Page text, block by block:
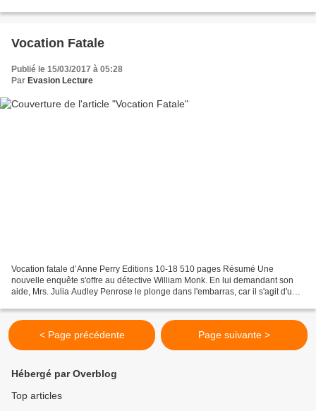
Vocation Fatale
Publié le 15/03/2017 à 05:28
Par Evasion Lecture
Vocation fatale d’Anne Perry Editions 10-18 510 pages Résumé Une
nouvelle enquête s'offre au détective William Monk. En lui demandant son
aide, Mrs. Julia Audley Penrose le plonge dans l'embarras, car il s'agit d'un
< Page précédente Page suivante >
Hébergé par Overblog
Top articles